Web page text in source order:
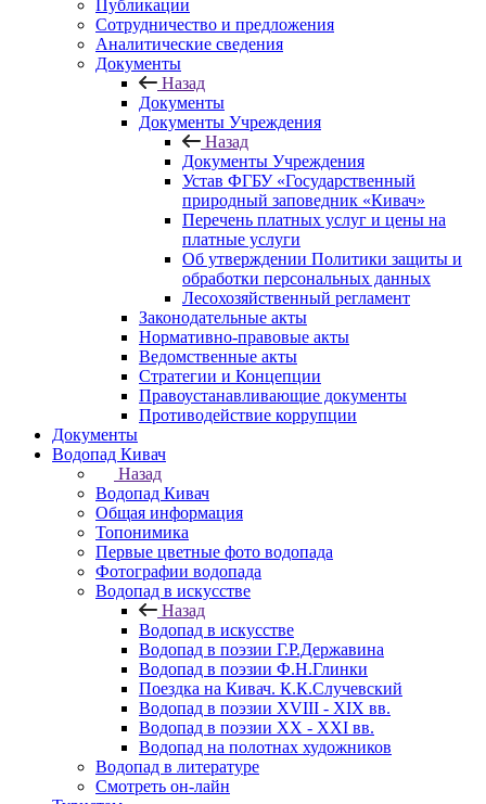
Публикации
Сотрудничество и предложения
Аналитические сведения
Документы
Назад
Документы
Документы Учреждения
Назад
Документы Учреждения
Устав ФГБУ «Государственный
природный заповедник «Кивач»
Перечень платных услуг и цены на
платные услуги
Об утверждении Политики защиты и
обработки персональных данных
Лесохозяйственный регламент
Законодательные акты
Нормативно-правовые акты
Ведомственные акты
Стратегии и Концепции
Правоустанавливающие документы
Противодействие коррупции
Документы
Водопад Кивач
Назад
Водопад Кивач
Общая информация
Топонимика
Первые цветные фото водопада
Фотографии водопада
Водопад в искусстве
Назад
Водопад в искусстве
Водопад в поэзии Г.Р.Державина
Водопад в поэзии Ф.Н.Глинки
Поездка на Кивач. К.К.Случевский
Водопад в поэзии XVIII - XIX вв.
Водопад в поэзии XX - XXI вв.
Водопад на полотнах художников
Водопад в литературе
Смотреть он-лайн